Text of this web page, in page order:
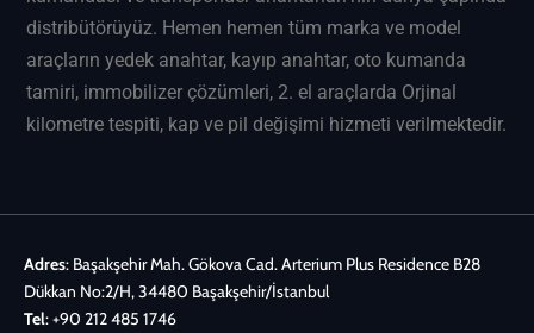
distribütörüyüz. Hemen hemen tüm marka ve model
araçların yedek anahtar, kayıp anahtar, oto kumanda
tamiri, immobilizer çözümleri, 2. el araçlarda Orjinal
kilometre tespiti, kap ve pil değişimi hizmeti verilmektedir.
Adres: Başakşehir Mah. Gökova Cad. Arterium Plus Residence B28
Dükkan No:2/H, 34480 Başakşehir/İstanbul
Tel:+90 212 485 1746